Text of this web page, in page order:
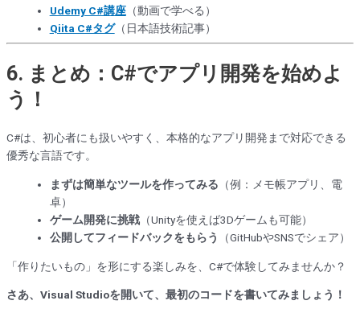
Udemy C#講座（動画で学べる）
Qiita C#タグ（日本語技術記事）
6. まとめ：C#でアプリ開発を始めよ
う！
C#は、初心者にも扱いやすく、本格的なアプリ開発まで対応できる
優秀な言語です。
まずは簡単なツールを作ってみる （例：メモ帳アプリ、電
卓）
ゲーム開発に挑戦（Unityを使えば3Dゲームも可能）
公開してフィードバックをもらう
（GitHubやSNSでシェア）
「作りたいもの」を形にする楽しみを、C#で体験してみませんか？
さあ、Visual Studioを開いて、最初のコードを書いてみましょう！